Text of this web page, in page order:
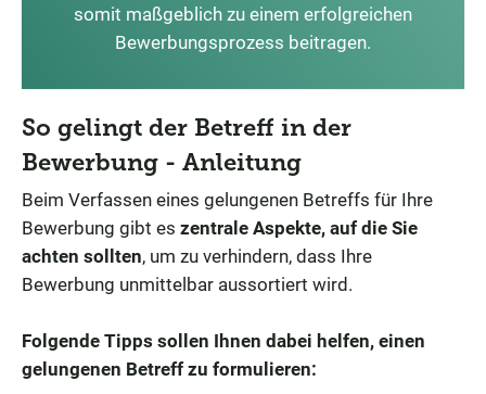
somit maßgeblich zu einem erfolgreichen
Bewerbungsprozess beitragen.
So gelingt der Betreff in der
Bewerbung - Anleitung
Beim Verfassen eines gelungenen Betreffs für Ihre
Bewerbung gibt es zentrale Aspekte, auf die Sie
achten sollten, um zu verhindern, dass Ihre
Bewerbung unmittelbar aussortiert wird.
Folgende Tipps sollen Ihnen dabei helfen, einen
gelungenen Betreff zu formulieren: